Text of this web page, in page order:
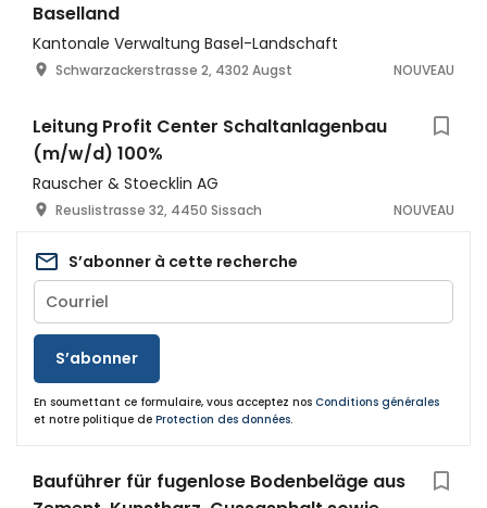
Baselland
Kantonale Verwaltung Basel-Landschaft
Schwarzackerstrasse 2, 4302 Augst NOUVEAU
Leitung Profit Center Schaltanlagenbau
(m/w/d) 100%
Rauscher & Stoecklin AG
Reuslistrasse 32, 4450 Sissach NOUVEAU
S’abonner à cette recherche
S’abonner
En soumettant ce formulaire, vous acceptez nos Conditions générales
et notre politique de Protection des données.
Bauführer für fugenlose Bodenbeläge aus